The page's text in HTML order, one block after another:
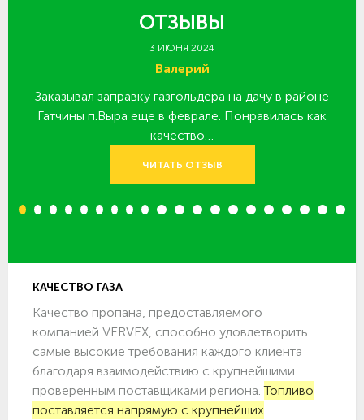
ОТЗЫВЫ
3 ИЮНЯ 2024
Валерий
Заказывал заправку газгольдера на дачу в районе
Гатчины п.Выра еще в феврале. Понравилась как
качество…
ЧИТАТЬ ОТЗЫВ
1 2 3 4 5 6 7 8 9 10 11 12 13 14 15 16 17 18 19 20
КАЧЕСТВО ГАЗА
Качество пропана, предоставляемого
компанией VERVEX, способно удовлетворить
самые высокие требования каждого клиента
благодаря взаимодействию с крупнейшими
проверенным поставщиками региона.Топливо
поставляется напрямую с крупнейших